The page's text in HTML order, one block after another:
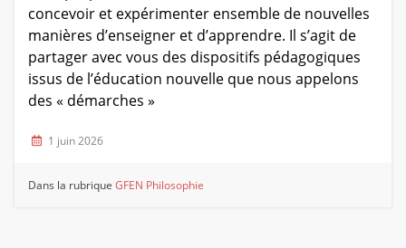
concevoir et expérimenter ensemble de nouvelles
manières d’enseigner et d’apprendre. Il s’agit de
partager avec vous des dispositifs pédagogiques
issus de l’éducation nouvelle que nous appelons
des « démarches »
1 juin 2026
Dans la rubriqueGFEN Philosophie